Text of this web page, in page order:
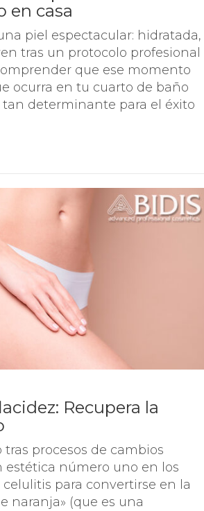
en casa
piel espectacular: hidratada,
tras un protocolo profesional
que ese momento
ocurra en tu cuarto de baño
determinante para el éxito
Recupera la
procesos de cambios
estética número uno en los
para convertirse en la
naranja» (que es una